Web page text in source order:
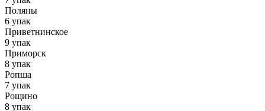
Поляны
6 упак
Приветнинское
9 упак
Приморск
8 упак
Ропша
7 упак
Рощино
8 упак